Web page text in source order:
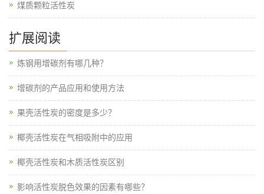
煤质颗粒活性炭
扩展阅读
炼钢用增碳剂有哪几种？
增碳剂的产品应用和使用方法
果壳活性炭的密度是多少？
椰壳活性炭在气相吸附中的应用
椰壳活性炭和木质活性炭区别
影响活性炭脱色效果的因素有哪些？